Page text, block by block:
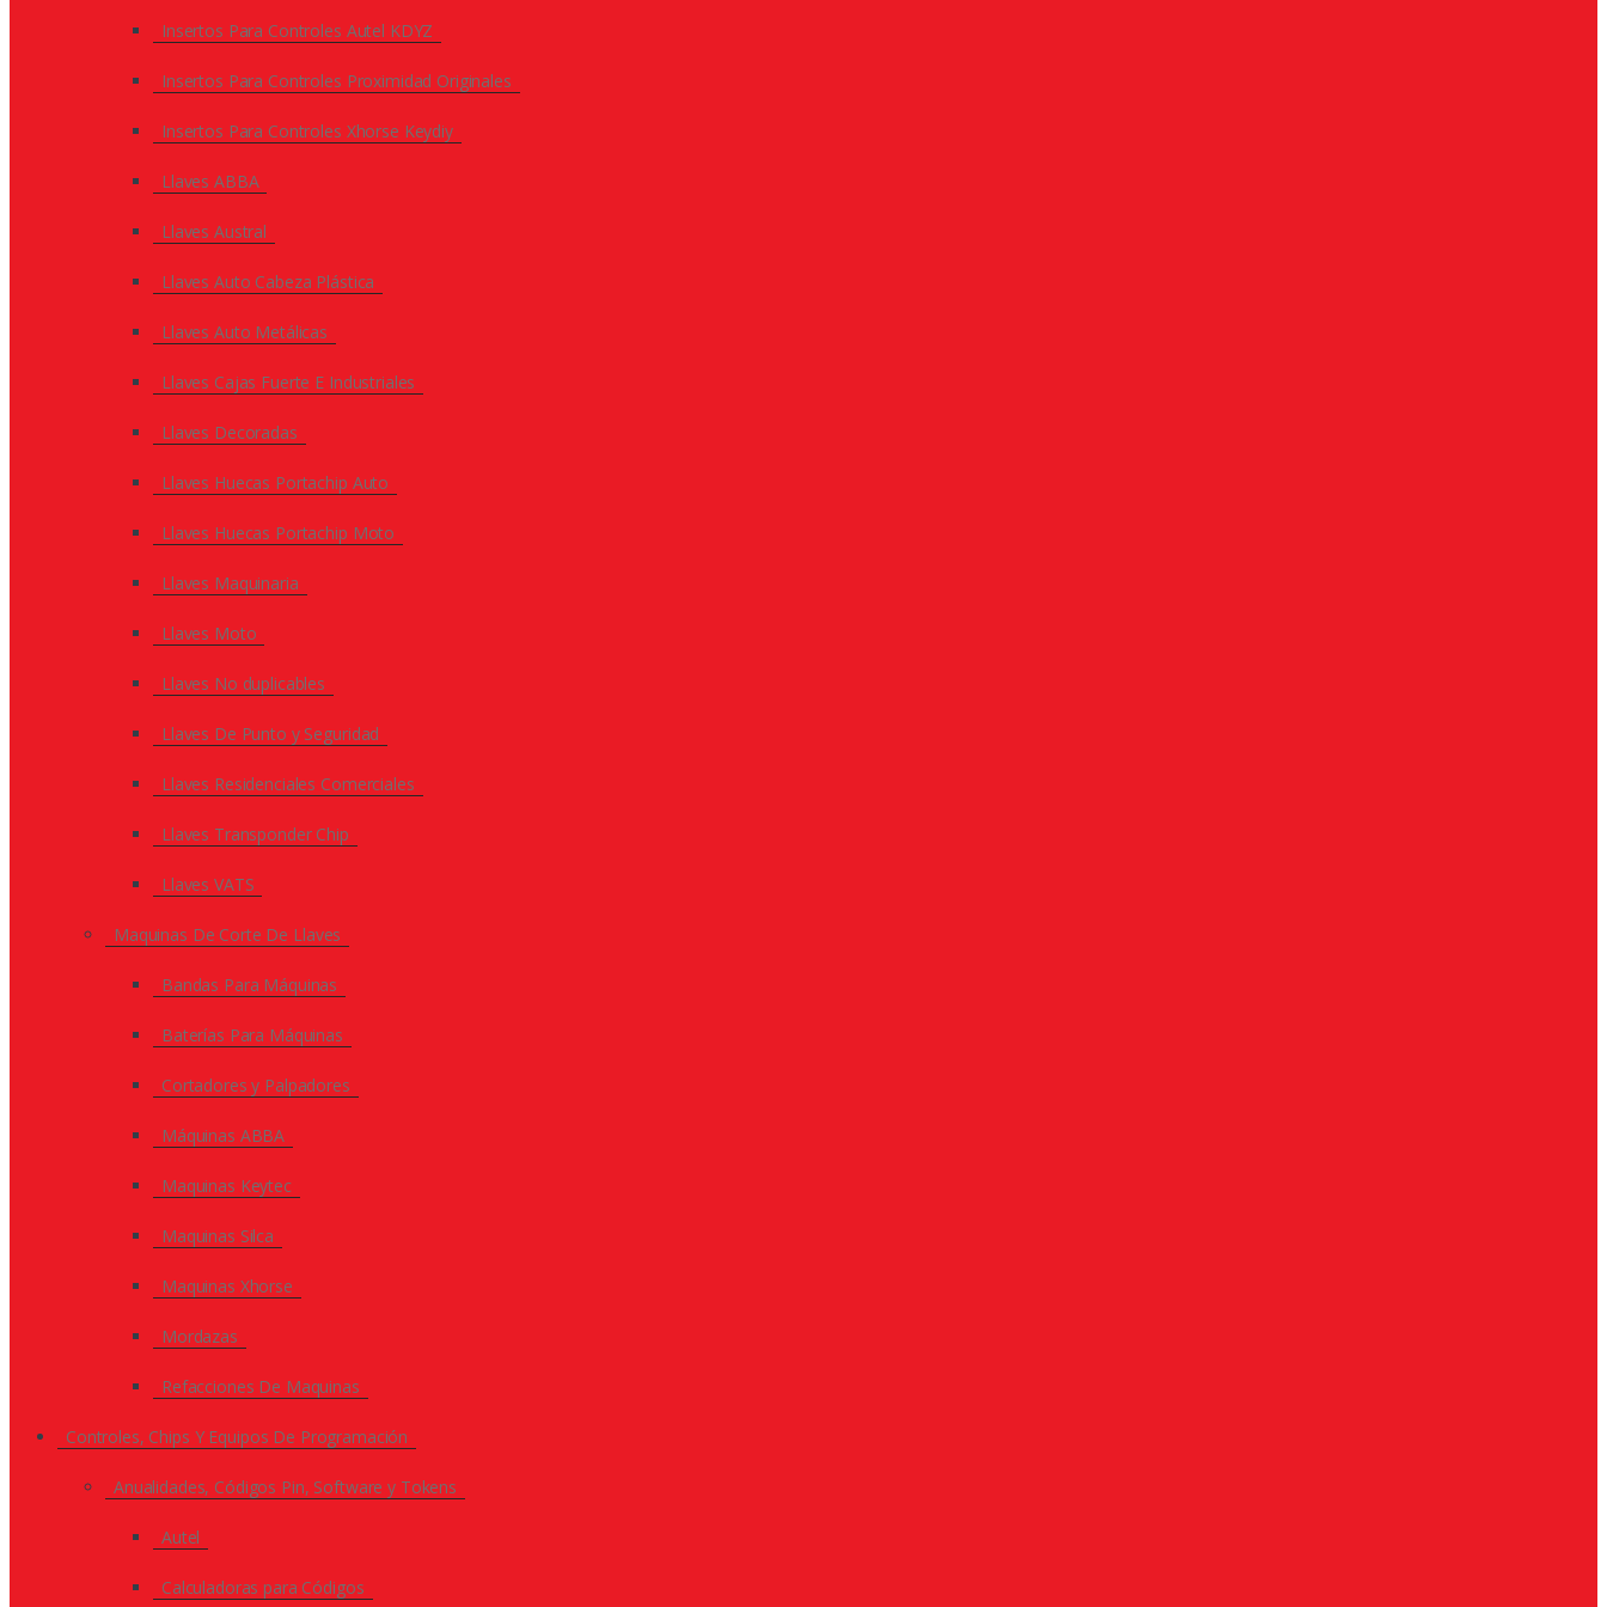
Insertos Para Controles Autel KDYZ
Insertos Para Controles Proximidad Originales
Insertos Para Controles Xhorse Keydiy
Llaves ABBA
Llaves Austral
Llaves Auto Cabeza Plástica
Llaves Auto Metálicas
Llaves Cajas Fuerte E Industriales
Llaves Decoradas
Llaves Huecas Portachip Auto
Llaves Huecas Portachip Moto
Llaves Maquinaria
Llaves Moto
Llaves No duplicables
Llaves De Punto y Seguridad
Llaves Residenciales Comerciales
Llaves Transponder Chip
Llaves VATS
Maquinas De Corte De Llaves
Bandas Para Máquinas
Baterías Para Máquinas
Cortadores y Palpadores
Máquinas ABBA
Maquinas Keytec
Maquinas Silca
Maquinas Xhorse
Mordazas
Refacciones De Maquinas
Controles, Chips Y Equipos De Programación
Anualidades, Códigos Pin, Software y Tokens
Autel
Calculadoras para Códigos